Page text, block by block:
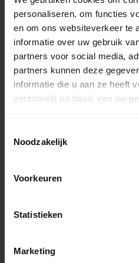
personaliseren, om functies
en om ons websiteverkeer te
informatie over uw gebruik
partners voor social media,
partners kunnen deze
informatie die u aan ze heeft
verzameld op basis van uw
Noodzakelijk
Voorkeuren
Statistieken
Marketing
Numéro de l'article 5565
EAN Code
Type d'Émetteur
manuel
Matériau
Batterie(s)